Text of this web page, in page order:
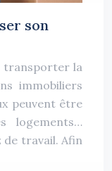
son
transporter la
immobiliers
peuvent être
logements…
de travail. Afin